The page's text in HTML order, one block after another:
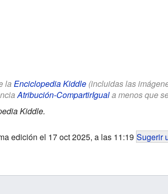
la Enciclopedia Kiddle(incluidas las
Atribución-CompartirIguala menos que
Kiddle.
edición el 17 oct 2025, a las 11:19 Sugerir